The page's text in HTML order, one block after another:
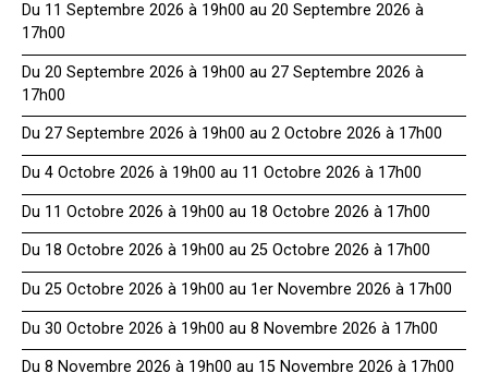
Du 11 Septembre 2026 à 19h00 au 20 Septembre 2026 à
17h00
Du 20 Septembre 2026 à 19h00 au 27 Septembre 2026 à
17h00
Du 27 Septembre 2026 à 19h00 au 2 Octobre 2026 à 17h00
Du 4 Octobre 2026 à 19h00 au 11 Octobre 2026 à 17h00
Du 11 Octobre 2026 à 19h00 au 18 Octobre 2026 à 17h00
Du 18 Octobre 2026 à 19h00 au 25 Octobre 2026 à 17h00
Du 25 Octobre 2026 à 19h00 au 1er Novembre 2026 à 17h00
Du 30 Octobre 2026 à 19h00 au 8 Novembre 2026 à 17h00
Du 8 Novembre 2026 à 19h00 au 15 Novembre 2026 à 17h00